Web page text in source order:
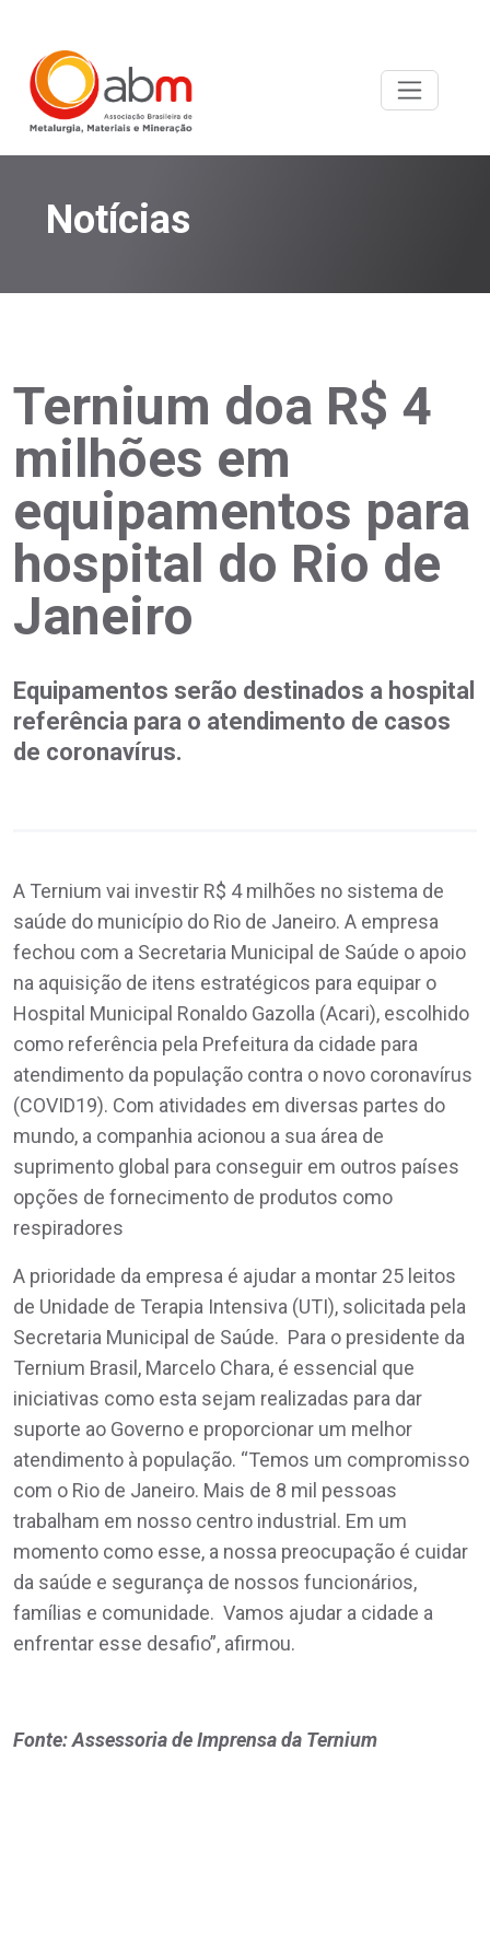
Notícias
Ternium doa R$ 4
milhões em
equipamentos para
hospital do Rio de
Janeiro
Equipamentos serão destinados a hospital
referência para o atendimento de casos
de coronavírus.
A Ternium vai investir R$ 4 milhões no sistema de
saúde do município do Rio de Janeiro. A empresa
fechou com a Secretaria Municipal de Saúde o apoio
na aquisição de itens estratégicos para equipar o
Hospital Municipal Ronaldo Gazolla (Acari), escolhido
como referência pela Prefeitura da cidade para
atendimento da população contra o novo coronavírus
(COVID19). Com atividades em diversas partes do
mundo, a companhia acionou a sua área de
suprimento global para conseguir em outros países
opções de fornecimento de produtos como
respiradores
A prioridade da empresa é ajudar a montar 25 leitos
de Unidade de Terapia Intensiva (UTI), solicitada pela
Secretaria Municipal de Saúde. Para o presidente da
Ternium Brasil, Marcelo Chara, é essencial que
iniciativas como esta sejam realizadas para dar
suporte ao Governo e proporcionar um melhor
atendimento à população. “Temos um compromisso
com o Rio de Janeiro. Mais de 8 mil pessoas
trabalham em nosso centro industrial. Em um
momento como esse, a nossa preocupação é cuidar
da saúde e segurança de nossos funcionários,
famílias e comunidade. Vamos ajudar a cidade a
enfrentar esse desafio”, afirmou.
Fonte: Assessoria de Imprensa da Ternium